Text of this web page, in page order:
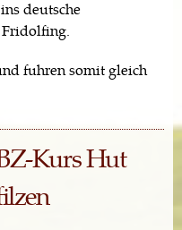
deutsche
fuhren somit gleich
Kurs Hut